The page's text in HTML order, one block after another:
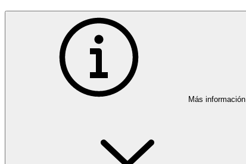
Más información